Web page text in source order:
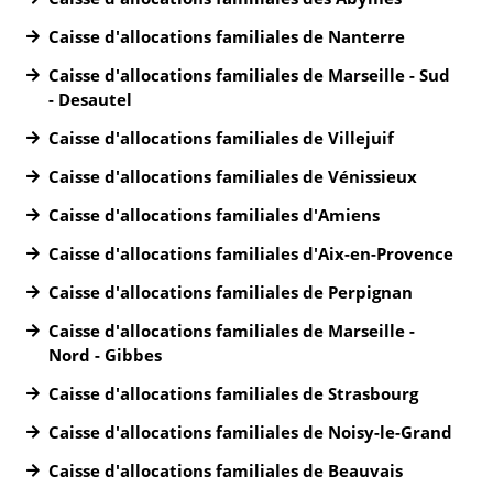
Caisse d'allocations familiales de Nanterre
Caisse d'allocations familiales de Marseille - Sud
- Desautel
Caisse d'allocations familiales de Villejuif
Caisse d'allocations familiales de Vénissieux
Caisse d'allocations familiales d'Amiens
Caisse d'allocations familiales d'Aix-en-Provence
Caisse d'allocations familiales de Perpignan
Caisse d'allocations familiales de Marseille -
Nord - Gibbes
Caisse d'allocations familiales de Strasbourg
Caisse d'allocations familiales de Noisy-le-Grand
Caisse d'allocations familiales de Beauvais